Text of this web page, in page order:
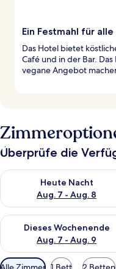
Ein Festmahl für alle
Das Hotel bietet
Café und in der Bar.
vegane Angebot
Überprüfe die
Heute Nacht
Aug. 7 - Aug. 8
Überprüfe die
Dieses Wochenende
Aug. 7 - Aug. 9
Überprüfe die
Verfügbare